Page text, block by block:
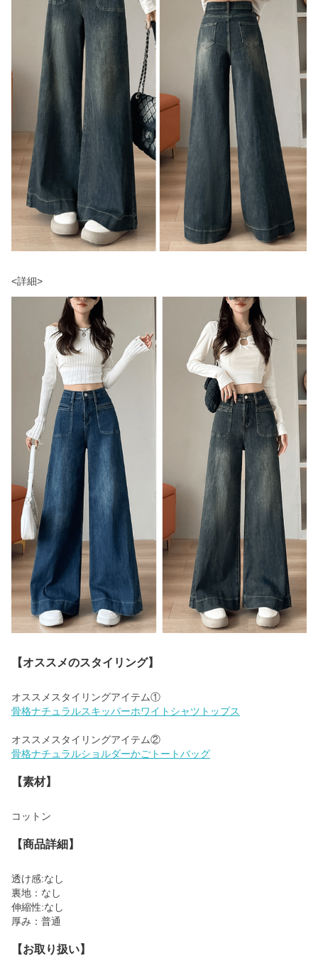
【オススメのスタイリング】
骨格ナチュラルスキッパーホワイトシャツトップス
骨格ナチュラルショルダーかごトートバッグ
【素材】
コットン
【商品詳細】
透け感:なし
裏地：なし
伸縮性:なし
厚み：普通
【お取り扱い】